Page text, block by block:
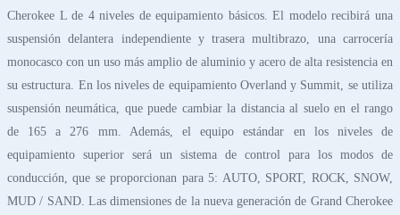
Cherokee L de 4 niveles de equipamiento básicos. El modelo recibirá una
suspensión delantera independiente y trasera multibrazo, una carrocería
monocasco con un uso más amplio de aluminio y acero de alta resistencia en
su estructura. En los niveles de equipamiento Overland y Summit, se utiliza
suspensión neumática, que puede cambiar la distancia al suelo en el rango
de 165 a 276 mm. Además, el equipo estándar en los niveles de
equipamiento superior será un sistema de control para los modos de
conducción, que se proporcionan para 5: AUTO, SPORT, ROCK, SNOW,
MUD / SAND. Las dimensiones de la nueva generación de Grand Cherokee